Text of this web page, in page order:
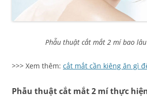
Phẫu thuật cắt mắt 2 mí bao
>>> Xem thêm: cắt mắt cần kiêng ăn gì
Phẫu thuật cắt mắt 2 mí thực